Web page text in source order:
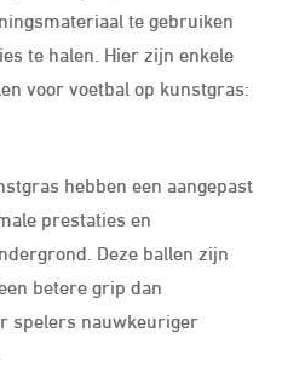
te gebruiken
te halen. Hier zijn enkele
voor voetbal op kunstgras:
hebben een aangepast
prestaties en
Deze ballen zijn
betere grip dan
spelers nauwkeuriger